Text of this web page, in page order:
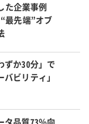
た企業事例
先端”オブ
ずか30分」で
ビリティ」
タ品質73％向